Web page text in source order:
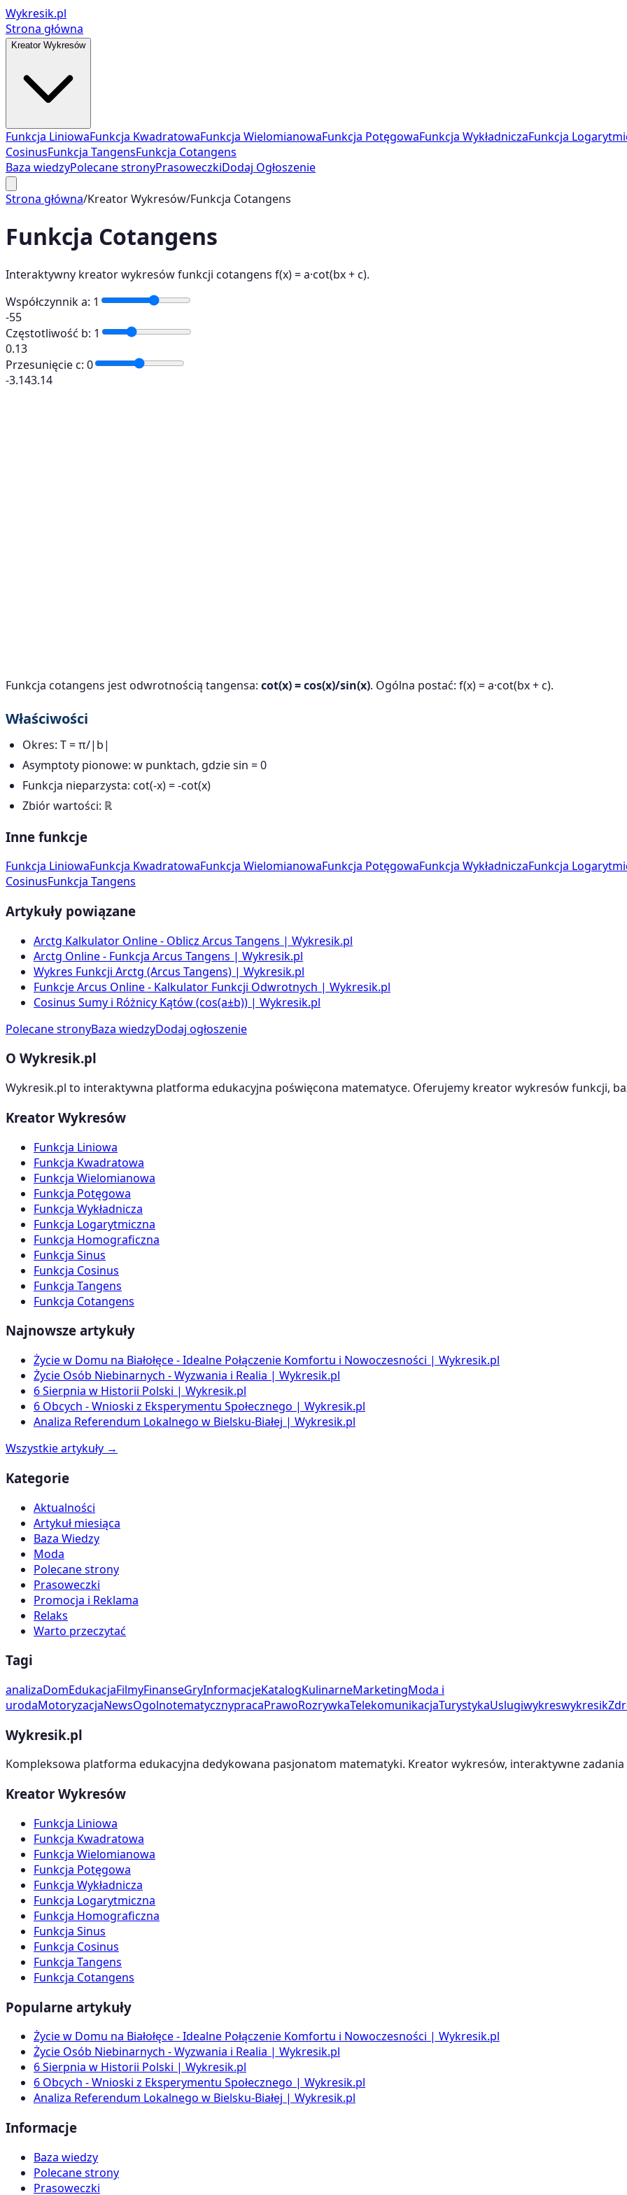
Wykresik.pl
Strona główna
Kreator Wykresów
Funkcja LiniowaFunkcja KwadratowaFunkcja WielomianowaFunkcja PotęgowaFunkcja WykładniczaFunkcja
CosinusFunkcja TangensFunkcja Cotangens
Baza wiedzyPolecane stronyPrasoweczkiDodaj Ogłoszenie
Strona główna/Kreator Wykresów/Funkcja Cotangens
Funkcja Cotangens
Interaktywny kreator wykresów funkcji cotangens f(x) = a·cot(bx + c).
Współczynnik a: 1
-55
Częstotliwość b: 1
0.13
Przesunięcie c: 0
-3.143.14
Funkcja cotangens jest odwrotnością tangensa: cot(x) = cos(x)/sin(x). Ogólna postać: f(x) = a·cot(bx + c).
Właściwości
Okres: T = π/|b|
Asymptoty pionowe: w punktach, gdzie sin = 0
Funkcja nieparzysta: cot(-x) = -cot(x)
Zbiór wartości: ℝ
Inne funkcje
Funkcja LiniowaFunkcja KwadratowaFunkcja WielomianowaFunkcja PotęgowaFunkcja WykładniczaFunkcja
CosinusFunkcja Tangens
Artykuły powiązane
Arctg Kalkulator Online - Oblicz Arcus Tangens | Wykresik.pl
Arctg Online - Funkcja Arcus Tangens | Wykresik.pl
Wykres Funkcji Arctg (Arcus Tangens) | Wykresik.pl
Funkcje Arcus Online - Kalkulator Funkcji Odwrotnych | Wykresik.pl
Cosinus Sumy i Różnicy Kątów (cos(a±b)) | Wykresik.pl
Polecane stronyBaza wiedzyDodaj ogłoszenie
O Wykresik.pl
Wykresik.pl to interaktywna platforma edukacyjna poświęcona matematyce. Oferujemy kreator wykresów funkcji,
Kreator Wykresów
Funkcja Liniowa
Funkcja Kwadratowa
Funkcja Wielomianowa
Funkcja Potęgowa
Funkcja Wykładnicza
Funkcja Logarytmiczna
Funkcja Homograficzna
Funkcja Sinus
Funkcja Cosinus
Funkcja Tangens
Funkcja Cotangens
Najnowsze artykuły
Życie w Domu na Białołęce - Idealne Połączenie Komfortu i Nowoczesności | Wykresik.pl
Życie Osób Niebinarnych - Wyzwania i Realia | Wykresik.pl
6 Sierpnia w Historii Polski | Wykresik.pl
6 Obcych - Wnioski z Eksperymentu Społecznego | Wykresik.pl
Analiza Referendum Lokalnego w Bielsku-Białej | Wykresik.pl
Wszystkie artykuły →
Kategorie
Aktualności
Artykuł miesiąca
Baza Wiedzy
Moda
Polecane strony
Prasoweczki
Promocja i Reklama
Relaks
Warto przeczytać
Tagi
analizaDomEdukacjaFilmyFinanseGryInformacjeKatalogKulinarneMarketingModa i
urodaMotoryzacjaNewsOgolnotematycznypracaPrawoRozrywkaTelekomunikacjaTurystykaUslugiwykreswykresik
Wykresik.pl
Kompleksowa platforma edukacyjna dedykowana pasjonatom matematyki. Kreator wykresów, interaktywne zadania
Kreator Wykresów
Funkcja Liniowa
Funkcja Kwadratowa
Funkcja Wielomianowa
Funkcja Potęgowa
Funkcja Wykładnicza
Funkcja Logarytmiczna
Funkcja Homograficzna
Funkcja Sinus
Funkcja Cosinus
Funkcja Tangens
Funkcja Cotangens
Popularne artykuły
Życie w Domu na Białołęce - Idealne Połączenie Komfortu i Nowoczesności | Wykresik.pl
Życie Osób Niebinarnych - Wyzwania i Realia | Wykresik.pl
6 Sierpnia w Historii Polski | Wykresik.pl
6 Obcych - Wnioski z Eksperymentu Społecznego | Wykresik.pl
Analiza Referendum Lokalnego w Bielsku-Białej | Wykresik.pl
Informacje
Baza wiedzy
Polecane strony
Prasoweczki